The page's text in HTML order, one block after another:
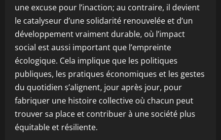
une excuse pour l’inaction; au contraire, il devient
le catalyseur d’une solidarité renouvelée et d’un
développement vraiment durable, où l’impact
social est aussi important que l’empreinte
écologique. Cela implique que les politiques
publiques, les pratiques économiques et les gestes
du quotidien s’alignent, jour après jour, pour
fabriquer une histoire collective où chacun peut
trouver sa place et contribuer à une société plus
équitable et résiliente.